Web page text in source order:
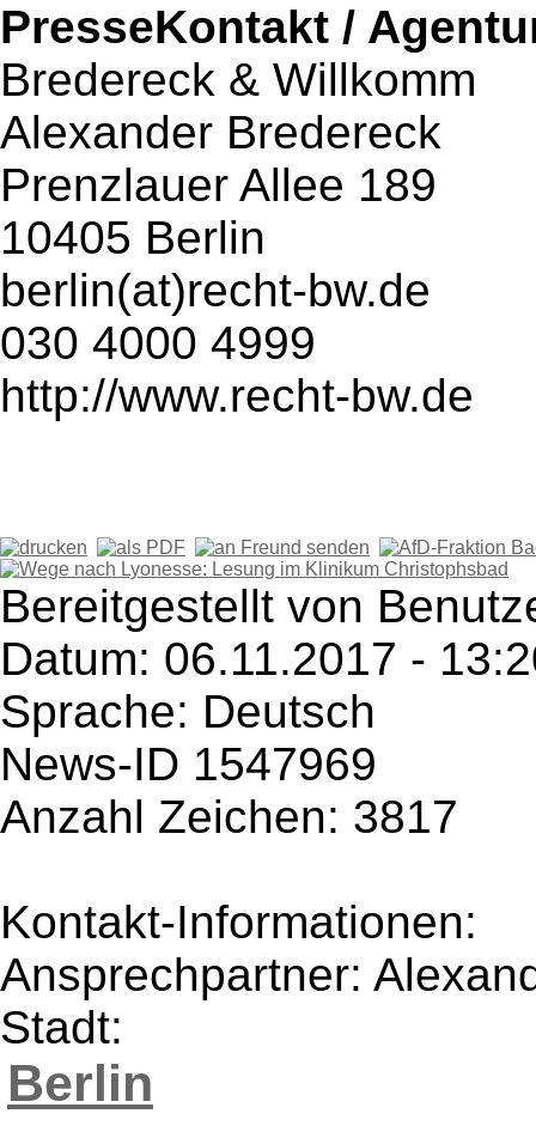
PresseKontakt /
Bredereck & Willkomm
Alexander Bredereck
Prenzlauer Allee 189
10405 Berlin
berlin(at)recht-bw.de
030 4000 4999
http://www.recht-bw.de
Bereitgestellt von
Datum: 06.11.2017 -
Sprache: Deutsch
News-ID 1547969
Anzahl Zeichen: 3817
Kontakt-Informationen:
Ansprechpartner:
Stadt:
Berlin